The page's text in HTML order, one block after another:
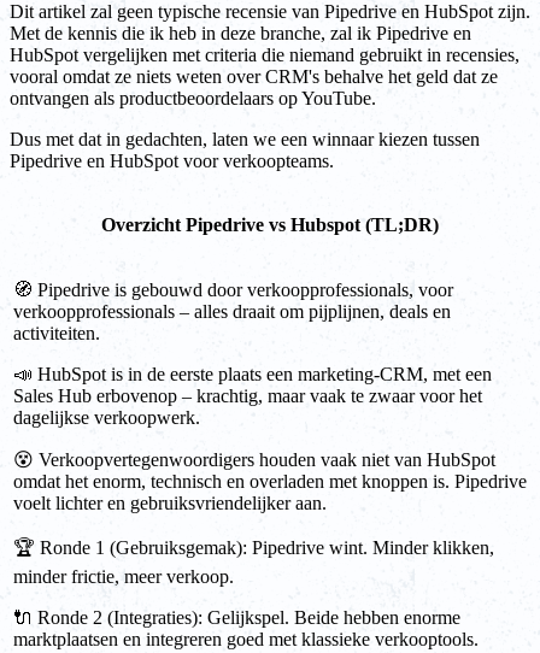
Dit artikel zal geen typische recensie van Pipedrive en HubSpot zijn.
Met de kennis die ik heb in deze branche, zal ik Pipedrive en
HubSpot vergelijken met criteria die niemand gebruikt in recensies,
vooral omdat ze niets weten over CRM's behalve het geld dat ze
ontvangen als productbeoordelaars op YouTube.
Dus met dat in gedachten, laten we een winnaar kiezen tussen
Pipedrive en HubSpot voor verkoopteams.
Overzicht Pipedrive vs Hubspot (TL;DR)
🧭 Pipedrive is gebouwd door verkoopprofessionals, voor
verkoopprofessionals – alles draait om pijplijnen, deals en
activiteiten.
📣 HubSpot is in de eerste plaats een marketing-CRM, met een
Sales Hub erbovenop – krachtig, maar vaak te zwaar voor het
dagelijkse verkoopwerk.
😵 Verkoopvertegenwoordigers houden vaak niet van HubSpot
omdat het enorm, technisch en overladen met knoppen is. Pipedrive
voelt lichter en gebruiksvriendelijker aan.
🏆 Ronde 1 (Gebruiksgemak): Pipedrive wint. Minder klikken,
minder frictie, meer verkoop.
🔌 Ronde 2 (Integraties): Gelijkspel. Beide hebben enorme
marktplaatsen en integreren goed met klassieke verkooptools.